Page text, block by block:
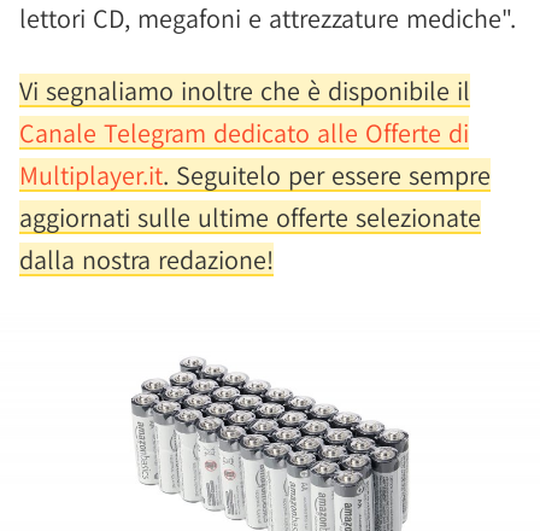
lettori CD, megafoni e attrezzature mediche".
Vi segnaliamo inoltre che è disponibile il
Canale Telegram dedicato alle Offerte di
Multiplayer.it. Seguitelo per essere sempre
aggiornati sulle ultime offerte selezionate
dalla nostra redazione!